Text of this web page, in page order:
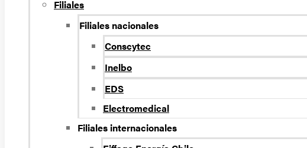
Filiales
Filiales nacionales
Conscytec
Inelbo
EDS
Electromedical
Filiales internacionales